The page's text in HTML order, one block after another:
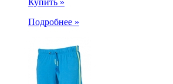
Купить »
Подробнее »